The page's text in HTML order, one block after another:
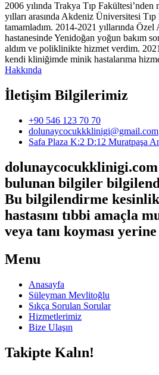
2006 yılında Trakya Tıp
yılları arasında Akdeniz Üniversitesi Tıp
tamamladım. 2014-2021 yıllarında
hastanesinde Yenidoğan yoğun bakım
aldım ve poliklinikte hizmet verdim.
kendi kliniğimde minik hastalarıma
Hakkında
İletişim Bilgilerimiz
+90 546 123 70 70
dolunaycocukkklinigi@gmail.com
Safa Plaza K:2 D:12 Muratpaşa
bulunan bilgiler
Bu bilgilendirme
hastasını tıbbi amaçla
veya tanı koyması
Menu
Anasayfa
Süleyman Mevlitoğlu
Sıkça Sorulan Sorular
Hizmetlerimiz
Bize Ulaşın
Takipte Kalın!